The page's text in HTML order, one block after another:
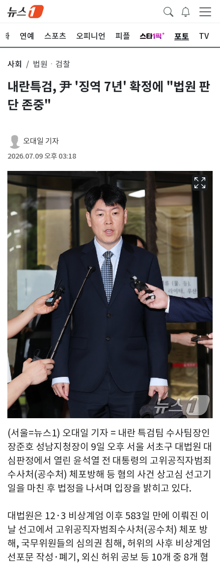
화 연예 스포츠 오피니언 피플 포토 TV
사회 법원ㆍ검찰
내란특검, 尹 '징역 7년' 확정에 "법원 판
단 존중"
오대일 기자
2026.07.09 오후 03:18
(서울=뉴스1) 오대일 기자 = 내란 특검팀 수사팀장인
장준호 성남지청장이 9일 오후 서울 서초구 대법원 대
심판정에서 열린 윤석열 전 대통령의 고위공직자범죄
수사처(공수처) 체포방해 등 혐의 사건 상고심 선고기
일을 마친 후 법정을 나서며 입장을 밝히고 있다.
대법원은 12·3 비상계엄 이후 583일 만에 이뤄진 이
날 선고에서 고위공직자범죄수사처(공수처) 체포 방
해, 국무위원들의 심의권 침해, 허위의 사후 비상계엄
선포문 작성·폐기, 외신 허위 공보 등 10개 중 8개 혐